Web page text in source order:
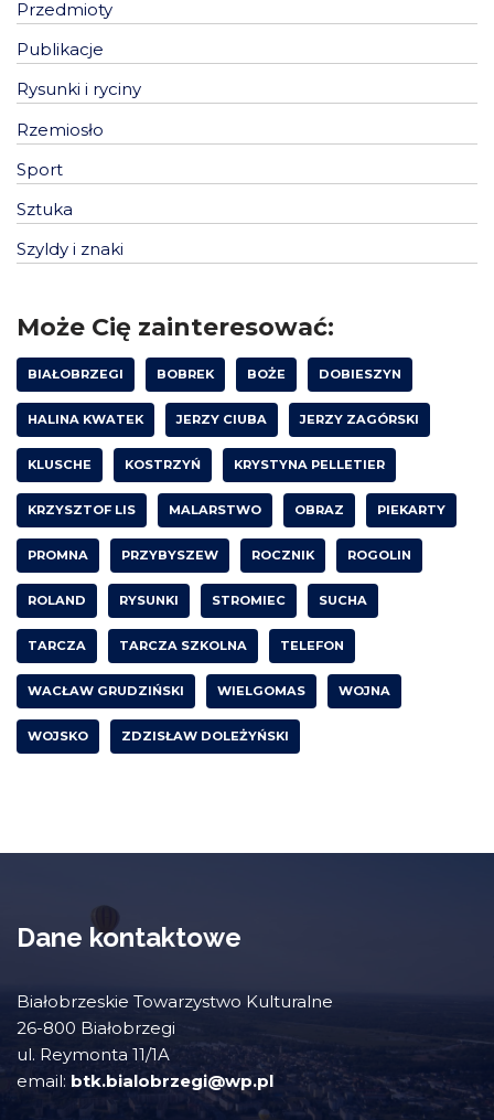
Przedmioty
Publikacje
Rysunki i ryciny
Rzemiosło
Sport
Sztuka
Szyldy i znaki
Może Cię zainteresować:
BIAŁOBRZEGI BOBREK BOŻE DOBIESZYN
HALINA KWATEK JERZY CIUBA JERZY ZAGÓRSKI
KLUSCHE KOSTRZYŃ KRYSTYNA PELLETIER
KRZYSZTOF LIS MALARSTWO OBRAZ PIEKARTY
PROMNA PRZYBYSZEW ROCZNIK ROGOLIN
ROLAND RYSUNKI STROMIEC SUCHA
TARCZA TARCZA SZKOLNA TELEFON
WACŁAW GRUDZIŃSKI WIELGOMAS WOJNA
WOJSKO ZDZISŁAW DOLEŻYŃSKI
Dane kontaktowe
Białobrzeskie Towarzystwo Kulturalne
26-800 Białobrzegi
ul. Reymonta 11/1A
email: btk.bialobrzegi@wp.pl